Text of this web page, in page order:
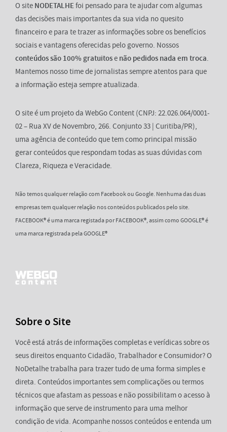
O site NODETALHEfoi pensado para te ajudar com algumas
das decisões mais importantes da sua vida no quesito
financeiro e para te trazer as informações sobre os benefícios
sociais e vantagens oferecidas pelo governo. Nossos
conteúdos são 100% gratuitose não pedidos nada em troca.
Mantemos nosso time de jornalistas sempre atentos para que
a informação esteja sempre atualizada.
O site é um projeto da WebGo Content (CNPJ: 22.026.064/0001-
02 – Rua XV de Novembro, 266. Conjunto 33 | Curitiba/PR),
uma agência de conteúdo que tem como principal missão
gerar conteúdos que respondam todas as suas dúvidas com
Clareza, Riqueza e Veracidade.
Não temos qualquer relação com Facebook ou Google. Nenhuma das duas
empresas tem qualquer relação nos conteúdos publicados pelo site.
FACEBOOK® é uma marca registada por FACEBOOK®, assim como GOOGLE® é
uma marca registrada pela GOOGLE®
Sobre o Site
Você está atrás de informações completas e verídicas sobre os
seus direitos enquanto Cidadão, Trabalhador e Consumidor? O
NoDetalhe trabalha para trazer tudo de uma forma simples e
direta. Conteúdos importantes sem complicações ou termos
técnicos que afastam as pessoas e não possibilitam o acesso à
informação que serve de instrumento para uma melhor
condição de vida. Acompanhe nossos conteúdos e entenda um